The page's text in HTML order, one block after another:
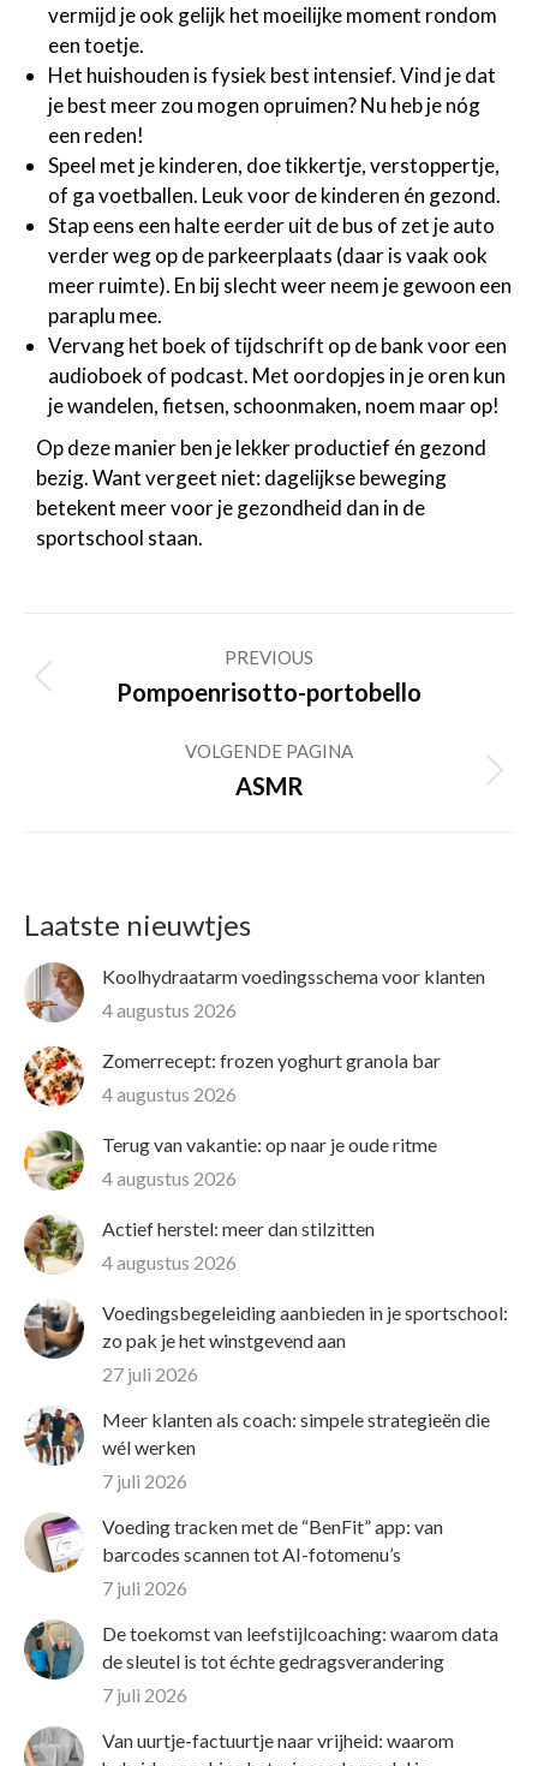
vermijd je ook gelijk het moeilijke moment rondom
een toetje.
Het huishouden is fysiek best intensief. Vind je dat
je best meer zou mogen opruimen? Nu heb je nóg
een reden!
Speel met je kinderen, doe tikkertje, verstoppertje,
of ga voetballen. Leuk voor de kinderen én gezond.
Stap eens een halte eerder uit de bus of zet je auto
verder weg op de parkeerplaats (daar is vaak ook
meer ruimte). En bij slecht weer neem je gewoon een
paraplu mee.
Vervang het boek of tijdschrift op de bank voor een
audioboek of podcast. Met oordopjes in je oren kun
je wandelen, fietsen, schoonmaken, noem maar op!
Op deze manier ben je lekker productief én gezond
bezig. Want vergeet niet: dagelijkse beweging
betekent meer voor je gezondheid dan in de
sportschool staan.
navigation
PREVIOUS
Previous
Pompoenrisotto-portobello
VOLGENDE PAGINA
Volgende
ASMR
Laatste nieuwtjes
Koolhydraatarm voedingsschema voor klanten
4 augustus 2026
Zomerrecept: frozen yoghurt granola bar
4 augustus 2026
Terug van vakantie: op naar je oude ritme
4 augustus 2026
Actief herstel: meer dan stilzitten
4 augustus 2026
Voedingsbegeleiding aanbieden in je sportschool:
zo pak je het winstgevend aan
27 juli 2026
Meer klanten als coach: simpele strategieën die
wél werken
7 juli 2026
Voeding tracken met de “BenFit” app: van
barcodes scannen tot AI-fotomenu’s
7 juli 2026
De toekomst van leefstijlcoaching: waarom data
de sleutel is tot échte gedragsverandering
7 juli 2026
Van uurtje-factuurtje naar vrijheid: waarom